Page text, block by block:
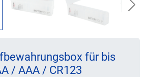
für bis
/ AAA / CR123